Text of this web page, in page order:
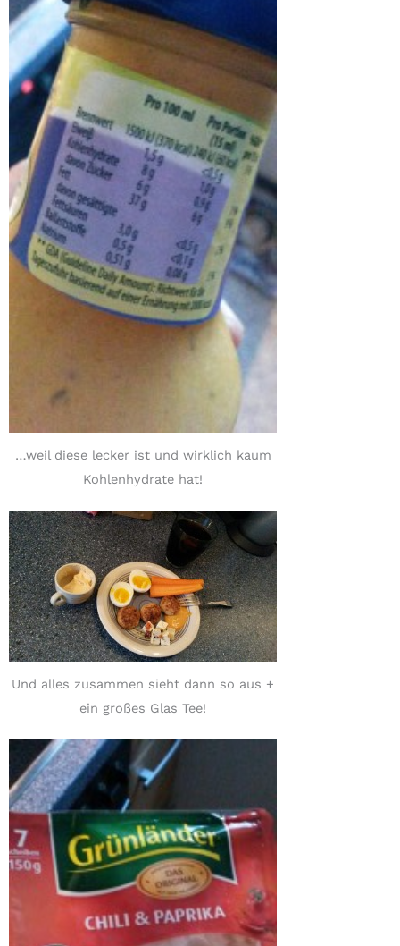
…weil diese lecker ist und wirklich kaum
Kohlenhydrate hat!
Und alles zusammen sieht dann so aus +
ein großes Glas Tee!